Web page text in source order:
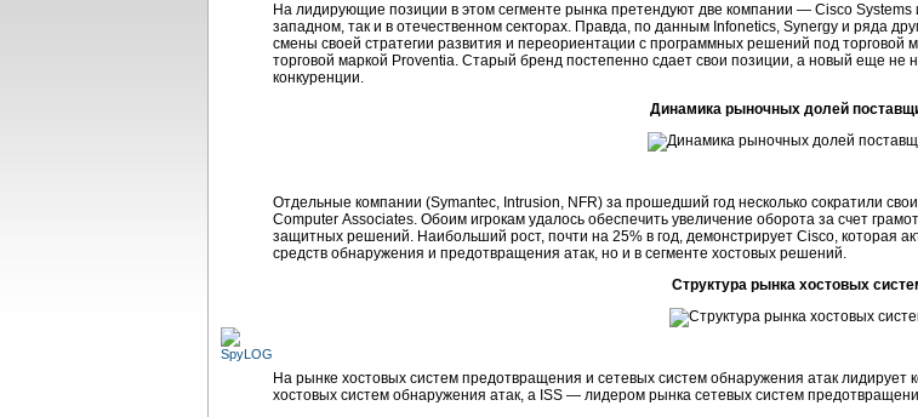
На лидирующие позиции в этом сегменте рынка претендуют две компании — Cisco
западном, так и в отечественном секторах. Правда, по данным Infonetics, Synergy и ряда
смены своей стратегии развития и переориентации с программных решений под торговой
торговой маркой Proventia. Старый бренд постепенно сдает свои позиции, а новый еще не
конкуренции.
Динамика рыночных долей
Отдельные компании (Symantec, Intrusion, NFR) за прошедший год несколько сократили
Computer Associates. Обоим игрокам удалось обеспечить увеличение оборота за счет
защитных решений. Наибольший рост, почти на 25% в год, демонстрирует Cisco, которая
средств обнаружения и предотвращения атак, но и в сегменте хостовых решений.
Структура рынка хостовых
На рынке хостовых систем предотвращения и сетевых систем обнаружения атак
хостовых систем обнаружения атак, а ISS — лидером рынка сетевых систем